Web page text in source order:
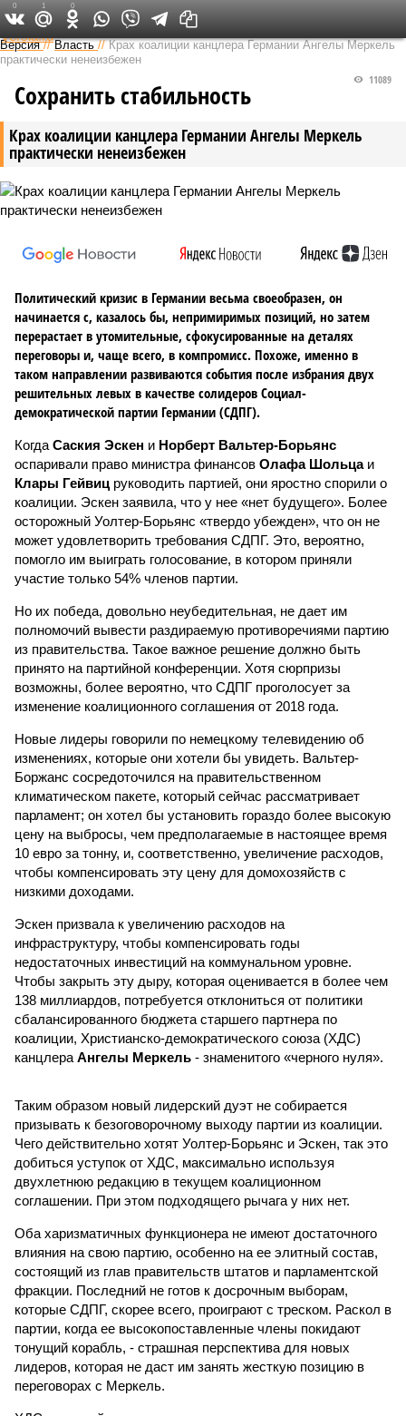
Федеральный выпуск
Версия //Власть //Крах коалиции канцлера Германии Ангелы Меркель
практически ненеизбежен
Крах коалиции канцлера Германии Ангелы Меркель
практически ненеизбежен
11089
Сохранить стабильность
Политический кризис в Германии весьма своеобразен, он
начинается с, казалось бы, непримиримых позиций, но затем
перерастает в утомительные, сфокусированные на деталях
переговоры и, чаще всего, в компромисс. Похоже, именно в
таком направлении развиваются события после избрания двух
решительных левых в качестве солидеров Социал-
демократической партии Германии (СДПГ).
Когда Саския Эскен и Норберт Вальтер-Борьянс
оспаривали право министра финансов Олафа Шольцаи
Клары Гейвиц руководить партией, они яростно спорили о
коалиции. Эскен заявила, что у нее «нет будущего». Более
осторожный Уолтер-Борьянс «твердо убежден», что он не
может удовлетворить требования СДПГ. Это, вероятно,
помогло им выиграть голосование, в котором приняли
участие только 54% членов партии.
Но их победа, довольно неубедительная, не дает им
полномочий вывести раздираемую противоречиями партию
из правительства. Такое важное решение должно быть
принято на партийной конференции. Хотя сюрпризы
возможны, более вероятно, что СДПГ проголосует за
изменение коалиционного соглашения от 2018 года.
Новые лидеры говорили по немецкому телевидению об
изменениях, которые они хотели бы увидеть. Вальтер-
Боржанс сосредоточился на правительственном
климатическом пакете, который сейчас рассматривает
парламент; он хотел бы установить гораздо более высокую
цену на выбросы, чем предполагаемые в настоящее время
10 евро за тонну, и, соответственно, увеличение расходов,
чтобы компенсировать эту цену для домохозяйств с
низкими доходами.
Эскен призвала к увеличению расходов на
инфраструктуру, чтобы компенсировать годы
недостаточных инвестиций на коммунальном уровне.
Чтобы закрыть эту дыру, которая оценивается в более чем
138 миллиардов, потребуется отклониться от политики
сбалансированного бюджета старшего партнера по
коалиции, Христианско-демократического союза (ХДС)
канцлера Ангелы Меркель - знаменитого «черного нуля».
Таким образом новый лидерский дуэт не собирается
призывать к безоговорочному выходу партии из коалиции.
Чего действительно хотят Уолтер-Борьянс и Эскен, так это
добиться уступок от ХДС, максимально используя
двухлетнюю редакцию в текущем коалиционном
соглашении. При этом подходящего рычага у них нет.
Оба харизматичных функционера не имеют достаточного
влияния на свою партию, особенно на ее элитный состав,
состоящий из глав правительств штатов и парламентской
фракции. Последний не готов к досрочным выборам,
которые СДПГ, скорее всего, проиграют с треском. Раскол в
партии, когда ее высокопоставленные члены покидают
тонущий корабль, - страшная перспектива для новых
лидеров, которая не даст им занять жесткую позицию в
переговорах с Меркель.
0 1 0